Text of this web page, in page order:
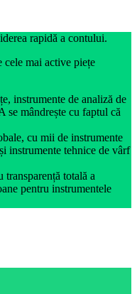
rapidă a contului.
cele mai active piețe
instrumente de analiză de
mândrește cu faptul că
cu mii de instrumente
instrumente tehnice de vârf
totală a
pentru instrumentele